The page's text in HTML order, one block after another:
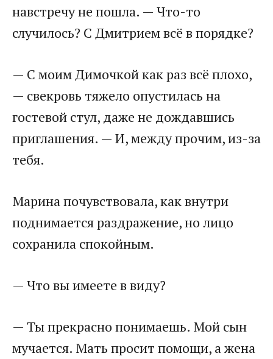
навстречу не пошла. — Что-то
случилось? С Дмитрием всё в порядке?
— С моим Димочкой как раз всё плохо,
— свекровь тяжело опустилась на
гостевой стул, даже не дождавшись
приглашения. — И, между прочим, из-за
тебя.
Марина почувствовала, как внутри
поднимается раздражение, но лицо
сохранила спокойным.
— Что вы имеете в виду?
— Ты прекрасно понимаешь. Мой сын
мучается. Мать просит помощи, а жена